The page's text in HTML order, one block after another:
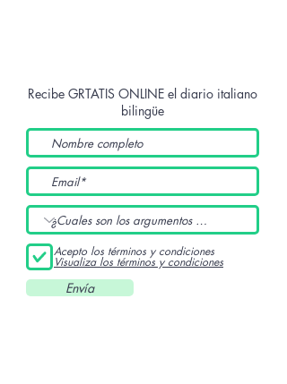
Recibe GRTATIS ONLINE el diario italiano
bilingüe
Acepto los términos y condiciones
Visualiza los términos y condiciones
Envía